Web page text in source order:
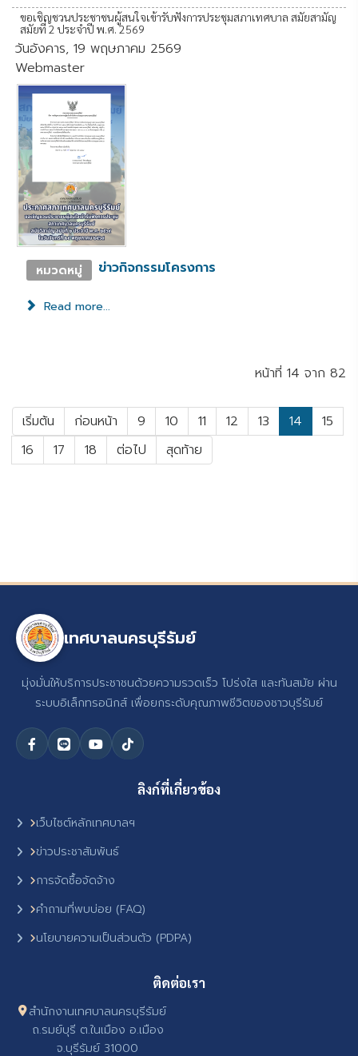
ขอเชิญชวนประชาชนผู้สนใจเข้ารับฟังการประชุมสภาเทศบาล สมัยสามัญ
สมัยที่ 2 ประจำปี พ.ศ. 2569
วันอังคาร, 19 พฤษภาคม 2569
Webmaster
หมวดหมู่ ข่าวกิจกรรมโครงการ
Read more...
หน้าที่ 14 จาก 82
เริ่มต้น ก่อนหน้า 9 10 11 12 13 14
15
16
17 18 ต่อไป สุดท้าย
เทศบาลนครบุรีรัมย์
มุ่งมั่นให้บริการประชาชนด้วยความรวดเร็ว โปร่งใส และทันสมัย ผ่าน
ระบบอิเล็กทรอนิกส์ เพื่อยกระดับคุณภาพชีวิตของชาวบุรีรัมย์
ลิงก์ที่เกี่ยวข้อง
เว็บไซต์หลักเทศบาลฯ
ข่าวประชาสัมพันธ์
การจัดซื้อจัดจ้าง
คำถามที่พบบ่อย (FAQ)
นโยบายความเป็นส่วนตัว (PDPA)
ติดต่อเรา
สำนักงานเทศบาลนครบุรีรัมย์
ถ.รมย์บุรี ต.ในเมือง อ.เมือง
จ.บุรีรัมย์ 31000